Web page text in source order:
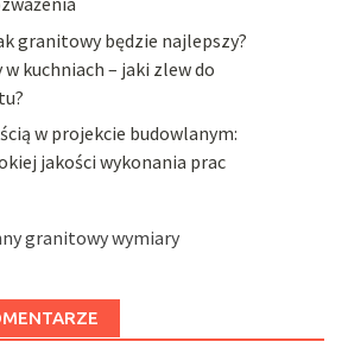
granitowy będzie najlepszy?
kuchniach – jaki zlew do
w projekcie budowlanym:
jakości wykonania prac
granitowy wymiary